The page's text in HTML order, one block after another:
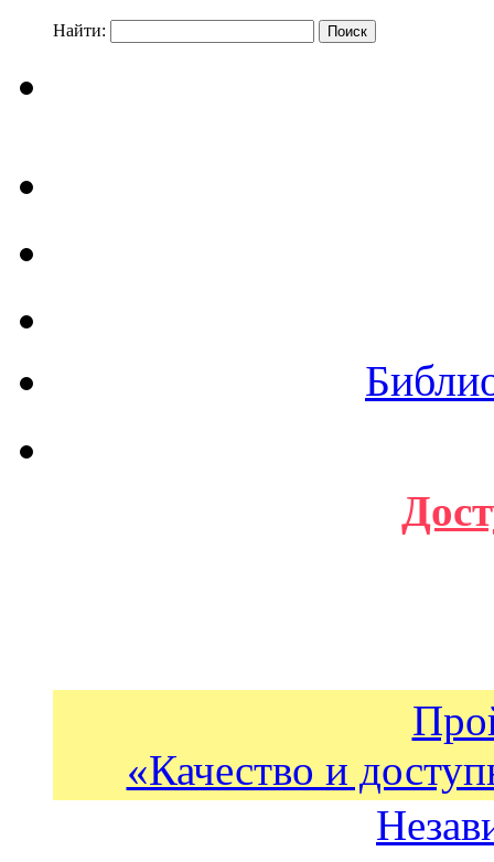
Найти:
«Качество и